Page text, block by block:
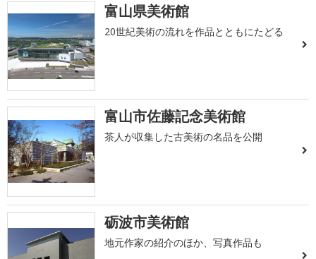
富山県美術館
20世紀美術の流れを作品とともにたどる
富山市佐藤記念美術館
茶人が収集した古美術の名品を公開
砺波市美術館
地元作家の紹介のほか、写真作品も